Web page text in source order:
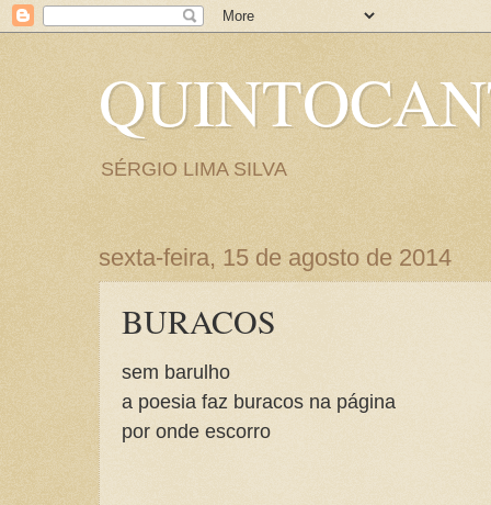
SÉRGIO LIMA SILVA
sexta-feira, 15 de agosto de 2014
BURACOS
sem barulho
a poesia faz buracos na página
por onde escorro